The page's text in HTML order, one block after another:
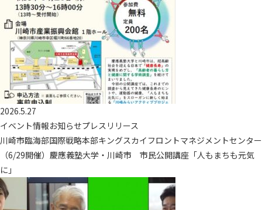
2026.5.27
イベント情報お知らせプレスリリース
川崎市臨海部国際戦略本部キングスカイフロントマネジメントセンター
（6/29開催）慶應義塾大学・川崎市 市民公開講座「人もまちも元気
に」